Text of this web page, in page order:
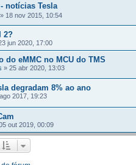
notícias Tesla
» 18 nov 2015, 10:54
2?
jun 2020, 17:00
do eMMC no MCU do TMS
» 25 abr 2020, 13:03
degradam 8% ao ano
2017, 19:23
out 2019, 00:09